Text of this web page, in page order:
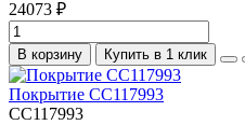
24073 ₽
В корзину Купить в 1 клик
Покрытие CC117993
CC117993